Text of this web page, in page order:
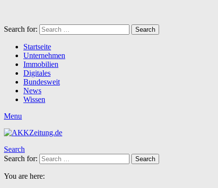
Search for: Search
Startseite
Unternehmen
Immobilien
Digitales
Bundesweit
News
Wissen
Menu
Search
Search for:
Search
You are here: